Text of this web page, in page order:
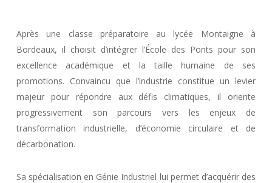
Après une classe préparatoire au lycée Montaigne à
Bordeaux, il choisit d’intégrer l’École des Ponts pour son
excellence académique et la taille humaine de ses
promotions. Convaincu que l’industrie constitue un levier
majeur pour répondre aux défis climatiques, il oriente
progressivement son parcours vers les enjeux de
transformation industrielle, d’économie circulaire et de
décarbonation.
Sa spécialisation en Génie Industriel lui permet d’acquérir des